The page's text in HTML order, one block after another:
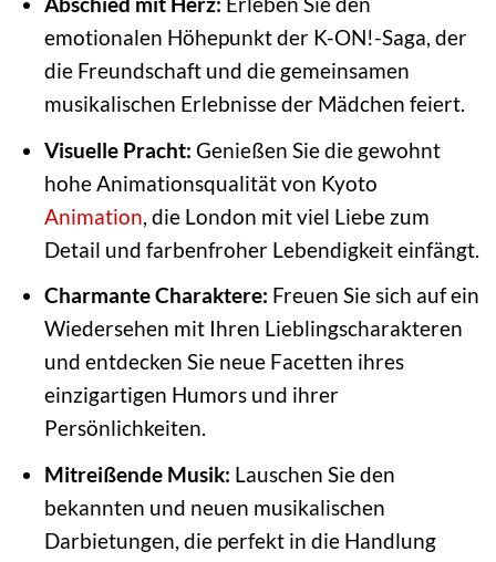
emotionalen Höhepunkt der K-ON!-Saga, der
die Freundschaft und die gemeinsamen
musikalischen Erlebnisse der Mädchen feiert.
Visuelle Pracht: Genießen Sie die gewohnt
hohe Animationsqualität von Kyoto
Animation , die London mit viel Liebe zum
Detail und farbenfroher Lebendigkeit einfängt.
Charmante Charaktere: Freuen Sie sich auf ein
Wiedersehen mit Ihren Lieblingscharakteren
und entdecken Sie neue Facetten ihres
einzigartigen Humors und ihrer
Persönlichkeiten.
Mitreißende Musik: Lauschen Sie den
bekannten und neuen musikalischen
Darbietungen, die perfekt in die Handlung